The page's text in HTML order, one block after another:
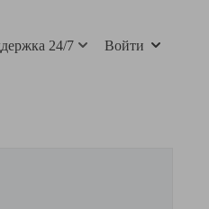
24/7 Войти